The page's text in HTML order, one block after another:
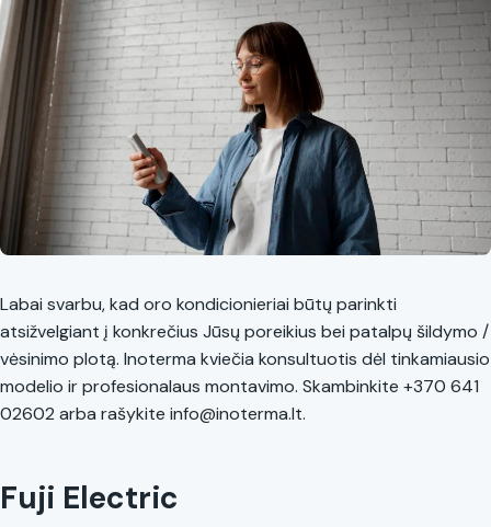
Labai svarbu, kad oro kondicionieriai būtų parinkti
atsižvelgiant į konkrečius Jūsų poreikius bei patalpų šildymo /
vėsinimo plotą. Inoterma kviečia konsultuotis dėl tinkamiausio
modelio ir profesionalaus montavimo. Skambinkite +370 641
02602 arba rašykite info@inoterma.lt.
Fuji Electric